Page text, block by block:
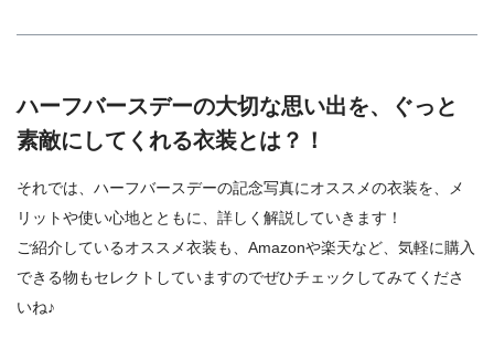
ハーフバースデーの大切な思い出を、ぐっと
素敵にしてくれる衣装とは？！
それでは、ハーフバースデーの記念写真にオススメの衣装を、メ
リットや使い心地とともに、詳しく解説していきます！
ご紹介しているオススメ衣装も、Amazonや楽天など、気軽に購入
できる物もセレクトしていますのでぜひチェックしてみてくださ
いね♪